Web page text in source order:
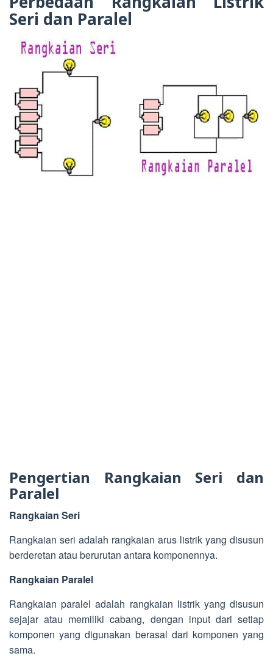
Seri dan Paralel
Pengertian Rangkaian Seri dan
Paralel
Rangkaian Seri
Rangkaian seri adalah rangkaian arus listrik yang disusun
berderetan atau berurutan antara komponennya.
Rangkaian Paralel
Rangkaian paralel adalah rangkaian listrik yang disusun
sejajar atau memiliki cabang, dengan input dari setiap
komponen yang digunakan berasal dari komponen yang
sama.